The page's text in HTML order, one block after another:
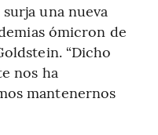
una nueva
ómicron de
“Dicho
nos ha
mantenernos